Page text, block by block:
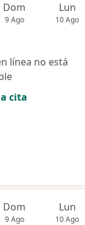
Dom
9 Ago
Lun
10 Ago
línea no está
cita
Dom
9 Ago
Lun
10 Ago